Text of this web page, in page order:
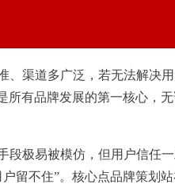
、渠道多广泛，若无法解决
所有品牌发展的第一核心
段极易被模仿，但用户信任
留不住”。核心点品牌策划